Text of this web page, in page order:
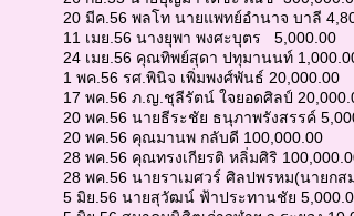
20 มีค.56 พลโท นายแพทย์อำนาจ บาลี
11 เมย.56 นางยุพา พงศะบุตร 5,000.00
24 เมย.56 คุณทิพย์สุดา ปทุมานนท์
1 พค.56 รศ.พินิจ เพิ่มพงศ์พันธ์ 20,000.00
17 พค.56 ภ.ญ.ชุลีรัตน์ ใจยอดศิลป์
20 พค.56 นายธีระชัย ธนุภาพรังสรรค์
20 พค.56 คุณมานพ กลับดี 100,000.00
28 พค.56 คุณทรงเกียรติ หลิ่มศิริ
28 พค.56 นายราเมศวร์ ศิลปพรหม(นายก
5 มิย.56 นายสุวัฒน์ ฟ้าประทานชัย